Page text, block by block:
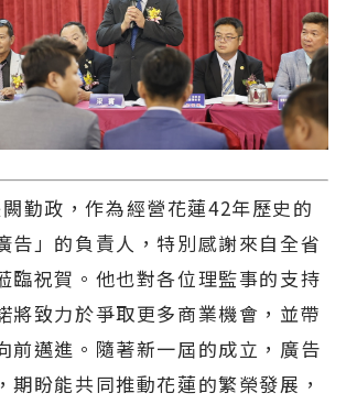
勤政，作為經營花蓮42年歷史的
告」的負責人，特別感謝來自全省
臨祝賀。他也對各位理監事的支持
將致力於爭取更多商業機會，並帶
前邁進。隨著新一屆的成立，廣告
期盼能共同推動花蓮的繁榮發展，